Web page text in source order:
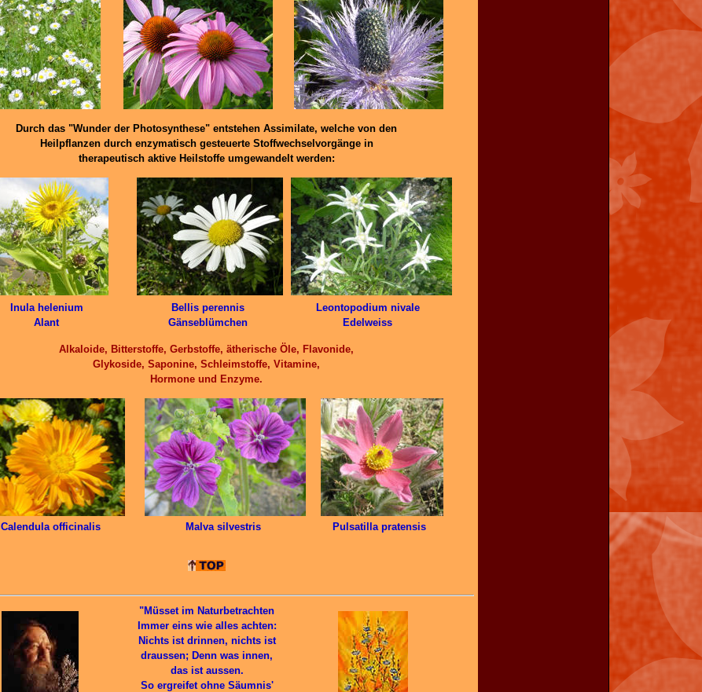
Durch das "Wunder der Photosynthese" entstehen Assimilate, welche von den
Heilpflanzen durch enzymatisch gesteuerte Stoffwechselvorgänge in
therapeutisch aktive Heilstoffe umgewandelt werden:
Inula helenium
Alant
Bellis perennis
Gänseblümchen
Leontopodium nivale
Edelweiss
Alkaloide, Bitterstoffe, Gerbstoffe, ätherische Öle, Flavonide,
Glykoside, Saponine, Schleimstoffe, Vitamine,
Hormone und Enzyme.
Calendula officinalis Malva silvestris Pulsatilla pratensis
"Müsset im Naturbetrachten
Immer eins wie alles achten:
Nichts ist drinnen, nichts ist
draussen; Denn was innen,
das ist aussen.
So ergreifet ohne Säumnis'